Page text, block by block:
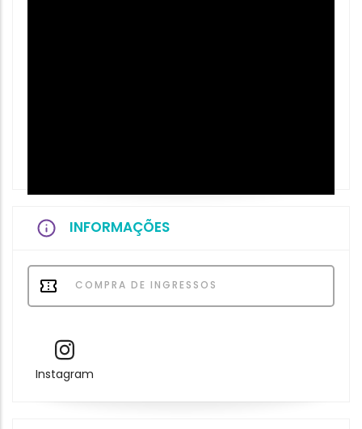
INFORMAÇÕES
COMPRA DE INGRESSOS
Instagram